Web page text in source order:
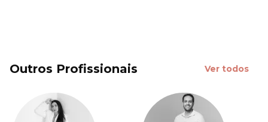
Outros Profissionais Ver todos